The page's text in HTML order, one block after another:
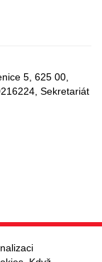
5, 625 00,
Sekretariát